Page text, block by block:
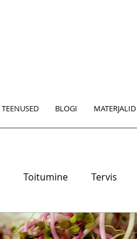
TEENUSED BLOGI MATERJALID
Toitumine Tervis